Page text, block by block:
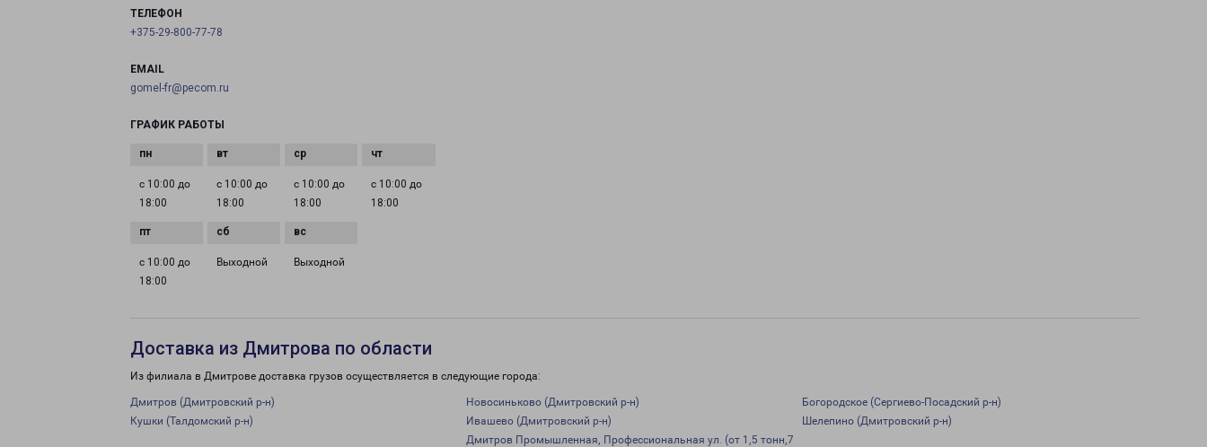
ТЕЛЕФОН
+375-29-800-77-78
EMAIL
gomel-fr@pecom.ru
ГРАФИК РАБОТЫ
с 10:00 до
18:00
с 10:00 до
18:00
с 10:00 до
18:00
с 10:00 до
18:00
с 10:00 до
18:00
Выходной Выходной
Доставка из Дмитрова по области
Из филиала в Дмитрове доставка грузов осуществляется в следующие города:
Дмитров (Дмитровский р-н) Новосиньково (Дмитровский р-н)
Богородское (Сергиево-Посадский р-н)
Кушки (Талдомский р-н)
Ивашево (Дмитровский р-н) Шелепино (Дмитровский р-н)
Дмитров Промышленная, Профессиональная ул. (от 1,5 тонн,7